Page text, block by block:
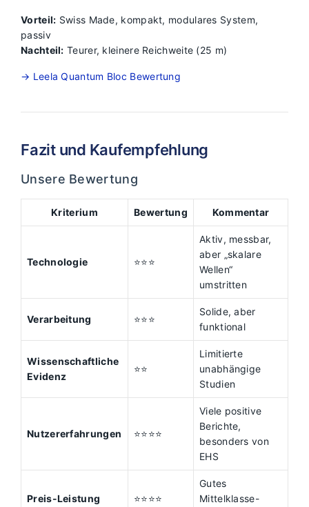
Vorteil: Swiss Made, kompakt, modulares System,
passiv
Nachteil: Teurer, kleinere Reichweite (25 m)
→ Leela Quantum Bloc Bewertung
Fazit und Kaufempfehlung
Unsere Bewertung
Kriterium Bewertung Kommentar
Technologie ⭐⭐⭐
Aktiv, messbar,
aber „skalare
Wellen“
umstritten
Verarbeitung ⭐⭐⭐
Solide, aber
funktional
Wissenschaftliche
Evidenz
⭐⭐
Limitierte
unabhängige
Studien
Nutzererfahrungen ⭐⭐⭐⭐
Viele positive
Berichte,
besonders von
EHS
Preis-Leistung ⭐⭐⭐⭐
Gutes
Mittelklasse-